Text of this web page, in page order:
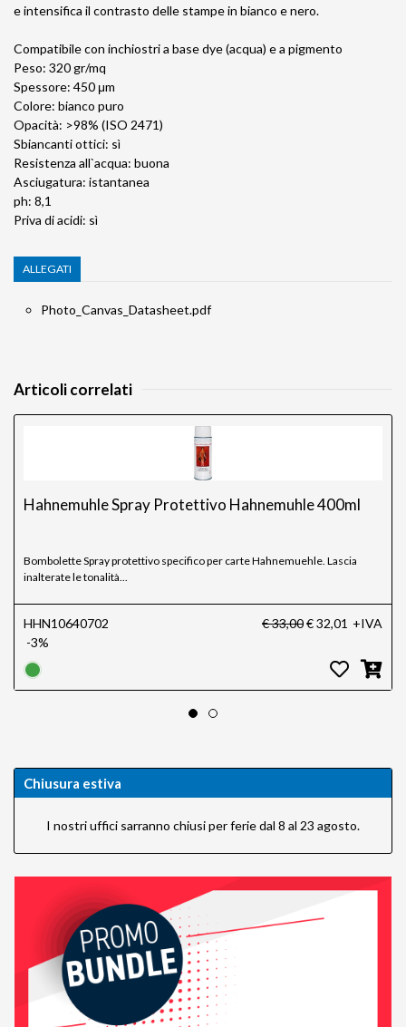
e intensifica il contrasto delle stampe in bianco e nero.
Compatibile con inchiostri a base dye (acqua) e a pigmento
Peso: 320 gr/mq
Spessore: 450 μm
Colore: bianco puro
Opacità: >98% (ISO 2471)
Sbiancanti ottici: sì
Resistenza all`acqua: buona
Asciugatura: istantanea
ph: 8,1
Priva di acidi: sì
ALLEGATI
Photo_Canvas_Datasheet.pdf
Articoli correlati
Hahnemuhle Spray Protettivo Hahnemuhle 400ml
Bombolette Spray protettivo specifico per carte Hahnemuehle. Lascia
inalterate le tonalità...
HHN10640702
-3%
€ 33,00€ 32,01 +IVA
Chiusura estiva
I nostri uffici sarranno chiusi per ferie dal 8 al 23 agosto.